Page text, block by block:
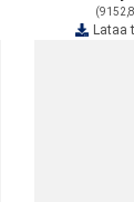
Lataa